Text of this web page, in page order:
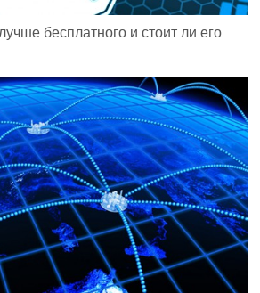
бесплатного и стоит ли его